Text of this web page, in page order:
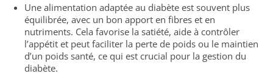
Une alimentation adaptée au diabète est souvent plus
équilibrée, avec un bon apport en fibres et en
nutriments. Cela favorise la satiété, aide à contrôler
l’appétit et peut faciliter la perte de poids ou le maintien
d’un poids santé, ce qui est crucial pour la gestion du
diabète.